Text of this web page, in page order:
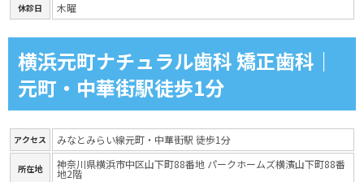
休診日 木曜
横浜元町ナチュラル歯科 矯正歯科｜
元町・中華街駅徒歩1分
アクセス みなとみらい線元町・中華街駅 徒歩1分
所在地 神奈川県横浜市中区山下町88番地 パークホームズ横濱山下町88番
地2階